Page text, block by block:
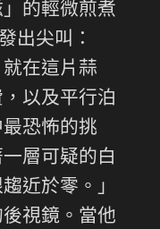
的輕微煎煮
出尖叫：
在這片蒜
以及平行泊
恐怖的挑
層可疑的白
近於零。」
視鏡。當他